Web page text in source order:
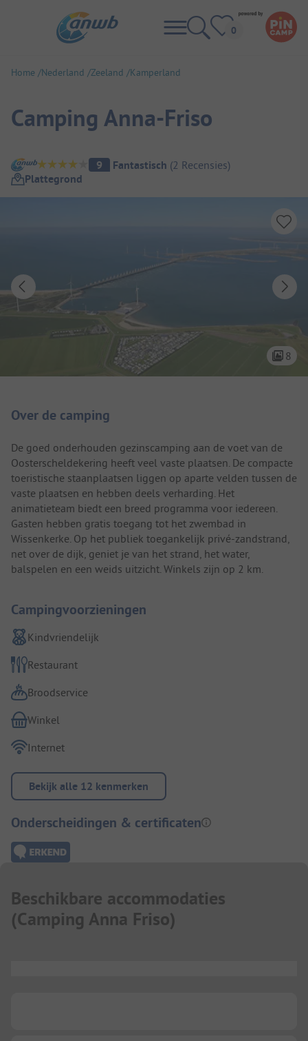
Home Nederland Zeeland Kamperland
Camping Anna-Friso
Camping overzicht
9 Fantastisch (2 Recensies)
Plattegrond
8
Over de camping
De goed onderhouden gezinscamping aan de voet van de
Oosterscheldekering heeft veel vaste plaatsen. De compacte
toeristische staanplaatsen liggen op aparte velden tussen de
vaste plaatsen en hebben deels verharding. Het
animatieteam biedt een breed programma voor iedereen.
Gasten hebben gratis toegang tot het zwembad in
Wissenkerke. Op het publiek toegankelijk privé-zandstrand,
net over de dijk, geniet je van het strand, het water,
balspelen en een weids uitzicht. Winkels zijn op 2 km.
Campingvoorzieningen
Kindvriendelijk
Restaurant
Broodservice
Winkel
Internet
Bekijk alle 12 kenmerken
Onderscheidingen & certificaten
Beschikbare accommodaties
(Camping Anna Friso)